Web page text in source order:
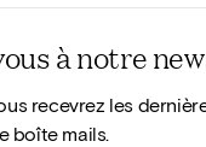
à notre
recevrez les
boîte mails.